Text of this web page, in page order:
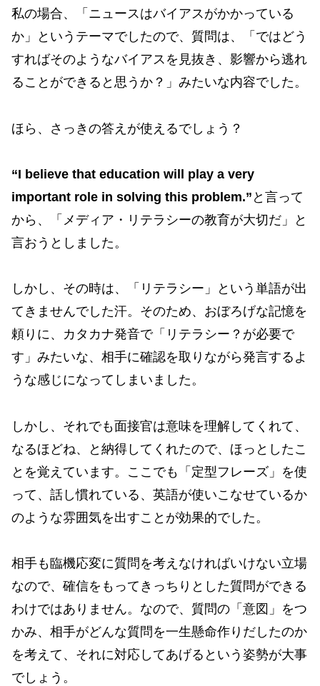
私の場合、「ニュースはバイアスがかかっている
か」というテーマでしたので、質問は、「ではどう
すればそのようなバイアスを見抜き、影響から逃れ
ることができると思うか？」みたいな内容でした。
ほら、さっきの答えが使えるでしょう？
“I believe that education will play a very
important role in solving this problem.” と言って
から、「メディア・リテラシーの教育が大切だ」と
言おうとしました。
しかし、その時は、「リテラシー」という単語が出
てきませんでした汗。そのため、おぼろげな記憶を
頼りに、カタカナ発音で「リテラシー？が必要で
す」みたいな、相手に確認を取りながら発言するよ
うな感じになってしまいました。
しかし、それでも面接官は意味を理解してくれて、
なるほどね、と納得してくれたので、ほっとしたこ
とを覚えています。ここでも「定型フレーズ」を使
って、話し慣れている、英語が使いこなせているか
のような雰囲気を出すことが効果的でした。
相手も臨機応変に質問を考えなければいけない立場
なので、確信をもってきっちりとした質問ができる
わけではありません。なので、質問の「意図」をつ
かみ、相手がどんな質問を一生懸命作りだしたのか
を考えて、それに対応してあげるという姿勢が大事
でしょう。